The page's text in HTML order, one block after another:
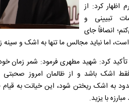
کرد: از
تبیینی و
انصافاً جای
اما نباید مجالس ما تنها به اشک و
اشک باشد و از ظالمان امروز صحبتی
به اشک ریختن شود، این خیانت به
با یزید.